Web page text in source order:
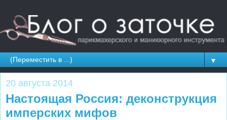
▼
20 августа 2014
Настоящая Россия: деконструкция
имперских мифов